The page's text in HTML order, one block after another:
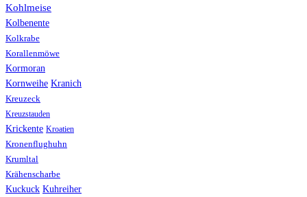
Kohlmeise
Kolbenente
Kolkrabe
Korallenmöwe
Kormoran
Kornweihe Kranich
Kreuzeck
Kreuzstauden
Krickente Kroatien
Kronenflughuhn
Krumltal
Krähenscharbe
Kuckuck Kuhreiher